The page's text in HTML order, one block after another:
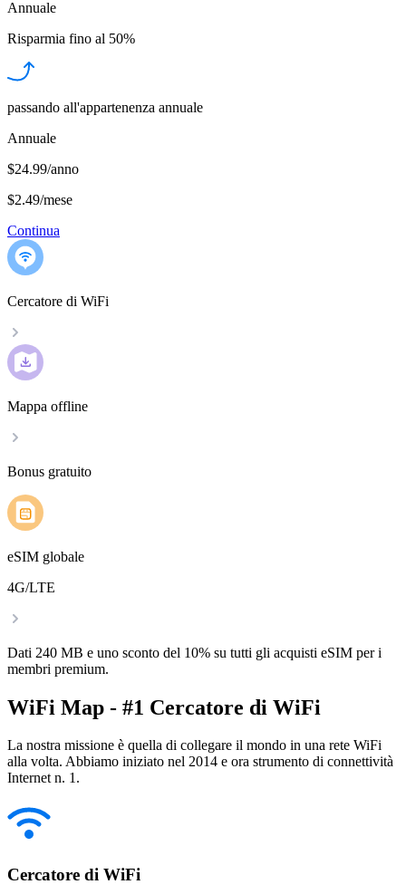
Annuale
Risparmia fino al 50%
passando all'appartenenza annuale
Annuale
$24.99/anno
$2.49/mese
Continua
Cercatore di WiFi
Mappa offline
Bonus gratuito
eSIM globale
4G/LTE
Dati 240 MB e uno sconto del 10% su tutti gli acquisti eSIM per i
membri premium.
WiFi Map - #1 Cercatore di WiFi
La nostra missione è quella di collegare il mondo in una rete WiFi
alla volta. Abbiamo iniziato nel 2014 e ora strumento di connettività
Internet n. 1.
Cercatore di WiFi